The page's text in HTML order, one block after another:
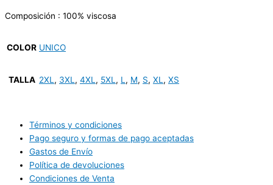
Composición : 100% viscosa
COLOR UNICO
TALLA 2XL, 3XL, 4XL, 5XL, L, M, S, XL, XS
Términos y condiciones
Pago seguro y formas de pago aceptadas
Gastos de Envío
Política de devoluciones
Condiciones de Venta